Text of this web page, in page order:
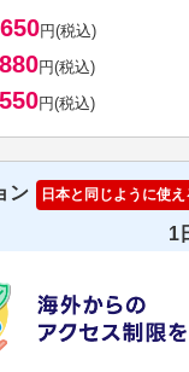
円(税込)
880円(税込)
550円(税込)
ン 日本と同じように使え
1